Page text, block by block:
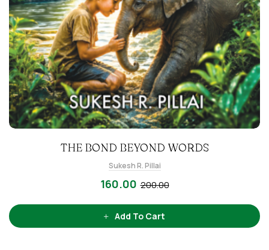
THE BOND BEYOND WORDS
Sukesh R. Pillai
200.00
160.00
Add To Cart